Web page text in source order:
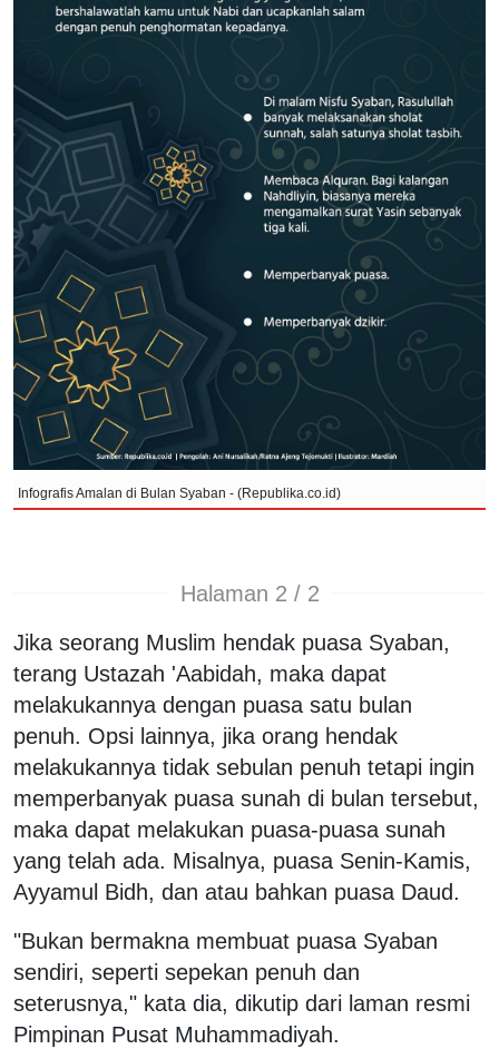
Infografis Amalan di Bulan Syaban - (Republika.co.id)
Halaman 2 / 2
Jika seorang Muslim hendak puasa Syaban,
terang Ustazah 'Aabidah, maka dapat
melakukannya dengan puasa satu bulan
penuh. Opsi lainnya, jika orang hendak
melakukannya tidak sebulan penuh tetapi ingin
memperbanyak puasa sunah di bulan tersebut,
maka dapat melakukan puasa-puasa sunah
yang telah ada. Misalnya, puasa Senin-Kamis,
Ayyamul Bidh, dan atau bahkan puasa Daud.
"Bukan bermakna membuat puasa Syaban
sendiri, seperti sepekan penuh dan
seterusnya," kata dia, dikutip dari laman resmi
Pimpinan Pusat Muhammadiyah.